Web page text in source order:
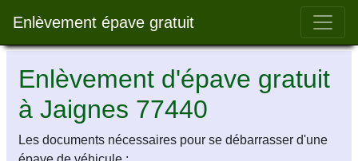
Enlèvement épave gratuit Bar
Enlèvement d'épave gratuit
à Jaignes 77440
Les documents nécessaires pour se débarrasser d'une